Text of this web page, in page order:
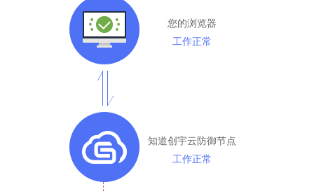
您的浏览器
工作正常
知道创宇云防御节点
工作正常